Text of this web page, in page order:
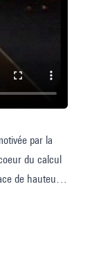
par la
du calcul
de hauteurs